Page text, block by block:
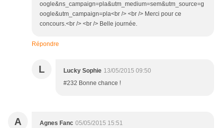
oogle&ns_campaign=pla&utm_medium=sem&utm_source=g
oogle&utm_campaign=pla<br /> <br /> Merci pour ce
concours.<br /> <br /> Belle journée.
Répondre
L Lucky Sophie 13/05/2015 09:50
#232 Bonne chance !
A Agnes Fanc 05/05/2015 15:51